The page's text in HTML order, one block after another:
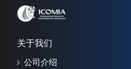
关于我们
公司介绍